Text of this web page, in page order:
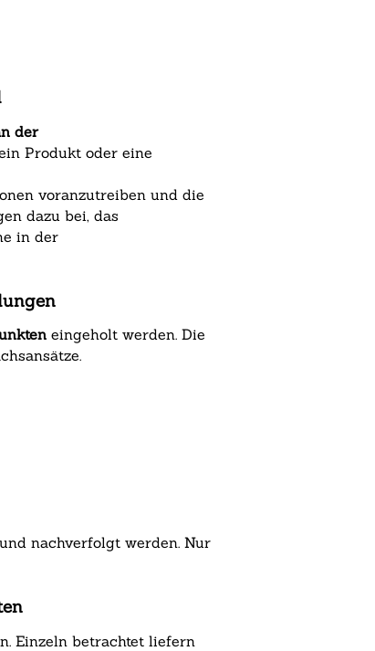
der
Produkt oder eine
voranzutreiben und die
dazu bei, das
in der
eingeholt werden. Die
nachverfolgt werden. Nur
Einzeln betrachtet liefern